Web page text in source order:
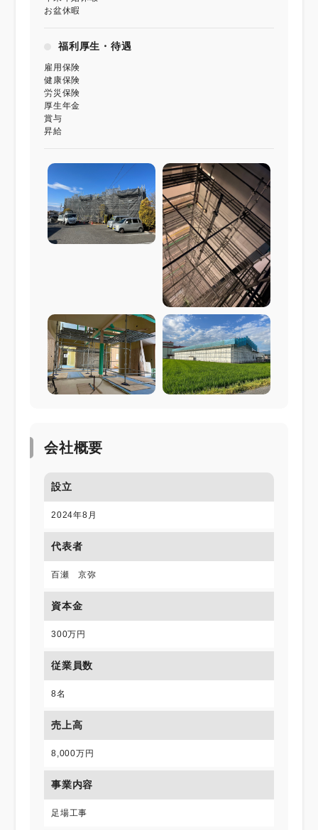
お盆休暇
福利厚生・待遇
雇用保険
健康保険
労災保険
厚生年金
賞与
昇給
会社概要
設立
2024年8月
代表者
百瀬 京弥
資本金
300万円
従業員数
8名
売上高
8,000万円
事業内容
足場工事